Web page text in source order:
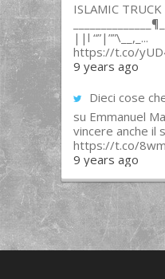
ISLAMIC
||l “”|””\__,_...
https://t.co/
9 years ago
Dieci cose
su Emmanuel
vincere anche il
https://t.co/
9 years ago